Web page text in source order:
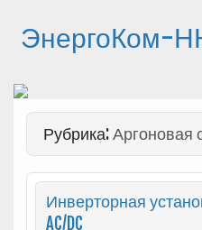
ЭнергоКом-
Рубрика:Аргоновая
Инверторная
AC/DC